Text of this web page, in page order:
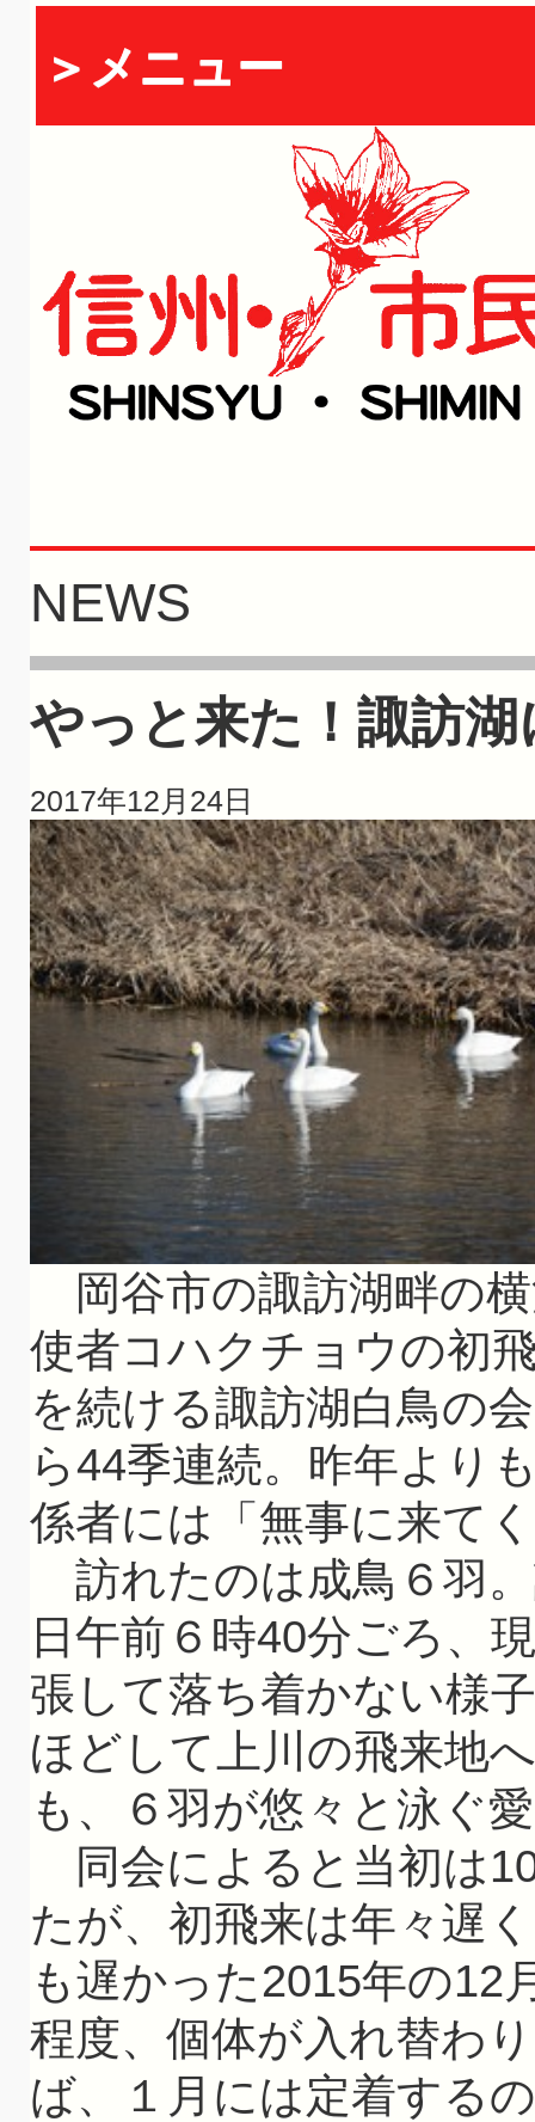
＞メニュー
NEWS
やっと来た！諏訪湖
2017年12月24日
岡谷市の諏訪湖畔の
使者コハクチョウの初
を続ける諏訪湖白鳥の
ら44季連続。昨年より
係者には「無事に来て
訪れたのは成鳥６羽
日午前６時40分ごろ、
張して落ち着かない様
ほどして上川の飛来地
も、６羽が悠々と泳ぐ
同会によると当初は
たが、初飛来は年々遅
も遅かった2015年の12
程度、個体が入れ替わ
ば、１月には定着する